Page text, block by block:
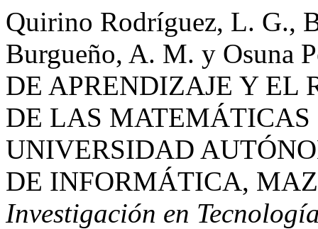
Quirino Rodríguez, L. G.,
Burgueño, A. M. y Osuna
DE APRENDIZAJE Y EL
DE LAS
UNIVERSIDAD
DE INFORMÁTICA,
Investigación en